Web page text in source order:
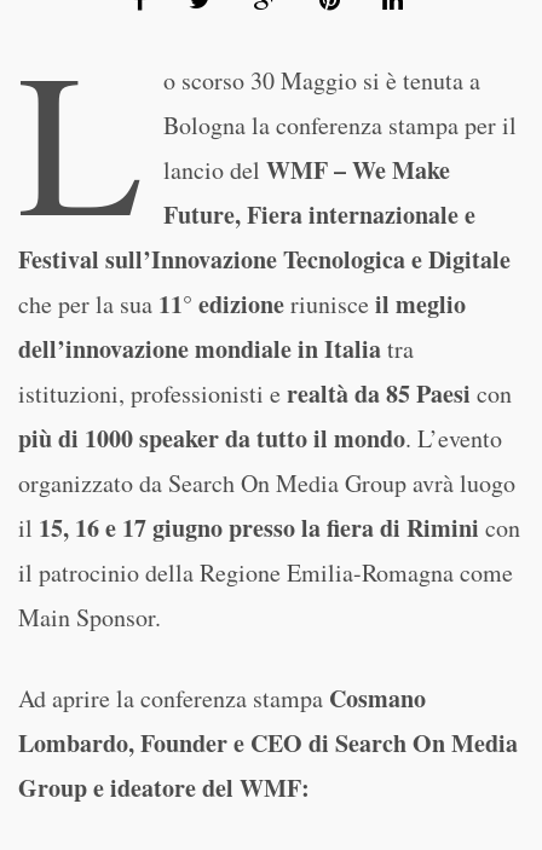
L
o scorso 30 Maggio si è tenuta a
Bologna la conferenza stampa per il
lancio del WMF – We Make
Future, Fiera internazionale e
Festival sull’Innovazione Tecnologica e Digitale
che per la sua 11° edizioneriunisce il meglio
dell’innovazione mondiale in Italiatra
istituzioni, professionisti e realtà da 85 Paesi con
più di 1000 speaker da tutto il mondo. L’evento
organizzato da Search On Media Group avrà luogo
il 15, 16 e 17 giugno presso la fiera di Rimini con
il patrocinio della Regione Emilia-Romagna come
Main Sponsor.
Ad aprire la conferenza stampa Cosmano
Lombardo, Founder e CEO di Search On Media
Group e ideatore del WMF: